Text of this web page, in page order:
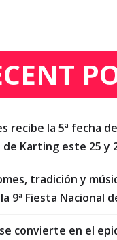
recibe la 5ª fecha
de Karting este 25 y
tradición y
9ª Fiesta Nacional
convierte en el